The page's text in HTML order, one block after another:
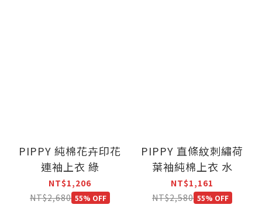
PIPPY 純棉花卉印花
連袖上衣 綠
NT$1,206
NT$2,680 55% OFF
PIPPY 直條紋刺繡荷
葉袖純棉上衣 水
NT$1,161
NT$2,580 55% OFF